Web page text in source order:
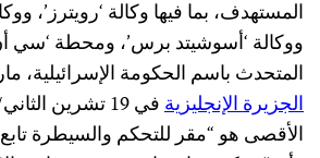
المستهدف، بما فيها وكالة ‘رويترز’،
ووكالة ‘أسوشيتد برس’، ومحطة ‘سي
المتحدث باسم الحكومة الإسرائيلية،
الجزيرة الإنجليزية
في 19 تشرين
الأقصى هو “مقر للتحكم والسيطرة